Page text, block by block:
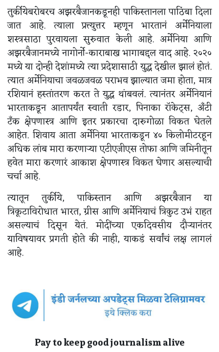
तुर्कीयेबरोबरच अझरबैजानकडूनही पाकिस्तानला पाठिंबा दिला
जात आहे. त्याला प्रत्त्युत्तर म्हणून भारतानं अर्मेनियाला
शस्त्रसाठा पुरवायला सुरुवात केली आहे. अर्मेनिया आणि
अझरबैजानमध्ये नागोर्नो-काराबाख भागाबद्दल वाद आहे. २०२०
मध्ये या दोन्ही देशांमध्ये त्या प्रदेशासाठी युद्ध देखील झालं होतं.
त्यात अर्मेनियाचा जवळजवळ पराभव झाल्यात जमा होता, मात्र
रशियानं हस्तांतरण करत ते युद्ध थांबवलं. त्यानंतर अर्मेनियानं
भारताकडून आतापर्यंत स्वाती रडार, पिनाका रॉकेट्स, अँटी
टँक क्षेपणास्त्र आणि इतर प्रकारचा दारुगोळा विकत घेतले
आहेत. शिवाय आता अर्मेनिया भारताकडून ४० किलोमीटरहून
अधिक लांब मारा करणाऱ्या एटीएजीएस तोफा आणि जमिनीतून
हवेत मारा करणारं आकाश क्षेपणास्त्र विकत घेणार असल्याची
चर्चा आहे.
त्यातून तुर्कीये, पाकिस्तान आणि अझरबैजान या
त्रिकूटाविरोधात भारत, ग्रीस आणि अर्मेनियाचं त्रिकुट उभं राहत
असल्याचं दिसून येतं. मोदींच्या एकदिवसीय दौऱ्यानंतर
याविषयावर प्रगती होते की नाही, याकडं सर्वांचं लक्ष लागलं
आहे.
Pay to keep good journalism alive